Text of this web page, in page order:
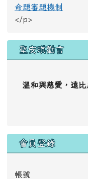
命題審題機制
</p>
聖安琪勸言
溫和與慈愛，遠
會員登錄
帳號